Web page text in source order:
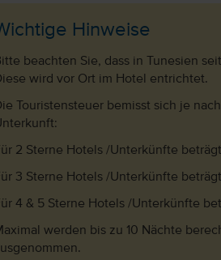
Hinweise
beachten Sie, dass in Tunesien
wird vor Ort im Hotel entrichtet.
Touristensteuer bemisst sich je
2 Sterne Hotels /Unterkünfte
3 Sterne Hotels /Unterkünfte
4 & 5 Sterne Hotels /Unterkünfte
werden bis zu 10 Nächte